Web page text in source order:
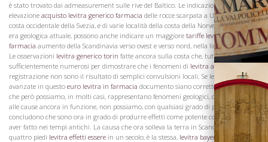
è stato trovato dai admeasurement sulle rive del Baltico. Le indicazioni di una
elevazione acquisto levitra generico farmacia delle rocce scarpata a Uddevalla, sulla
costa occidentale della Svezia, e di varie località della costa della Norvegia, all'interno
era geologica attuale, possono anche indicare un maggiore tariffe levitra in
farmacia aumento della Scandinavia verso ovest e verso nord, nella linea dei monti.
Le osservazioni levitra generico torin fatte ancora sulla costa che, tuttavia, non sono
sufficientemente numerosi per dimostrare che i fenomeni di levitra acquistare per
registrazione non sono il risultato di semplici convulsioni locali. Se le opinioni
avanzate in questo euro levitra in farmacia documento siano corrette, che apparirà,
che però possiamo, in molti casi, rappresentano fenomeni geologici, con riferimento
alle cause ancora in funzione, non possiamo, con qualsiasi grado di probabilità,
concludono che sono ora in grado di produrre effetti come potente come sembrano
aver fatto nei tempi antichi. La causa che ora solleva la terra in Scandinavia,
quattro piedi levitra effetti essere in un secolo, è la stessa, levitra bayer farmaciase